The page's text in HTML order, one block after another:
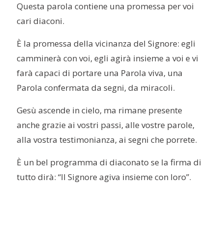
Questa parola contiene una promessa per voi
cari diaconi.
È la promessa della vicinanza del Signore: egli
camminerà con voi, egli agirà insieme a voi e vi
farà capaci di portare una Parola viva, una
Parola confermata da segni, da miracoli.
Gesù ascende in cielo, ma rimane presente
anche grazie ai vostri passi, alle vostre parole,
alla vostra testimonianza, ai segni che porrete.
È un bel programma di diaconato se la firma di
tutto dirà: “Il Signore agiva insieme con loro”.